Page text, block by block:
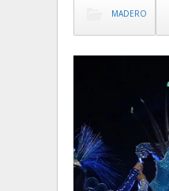
MADERO